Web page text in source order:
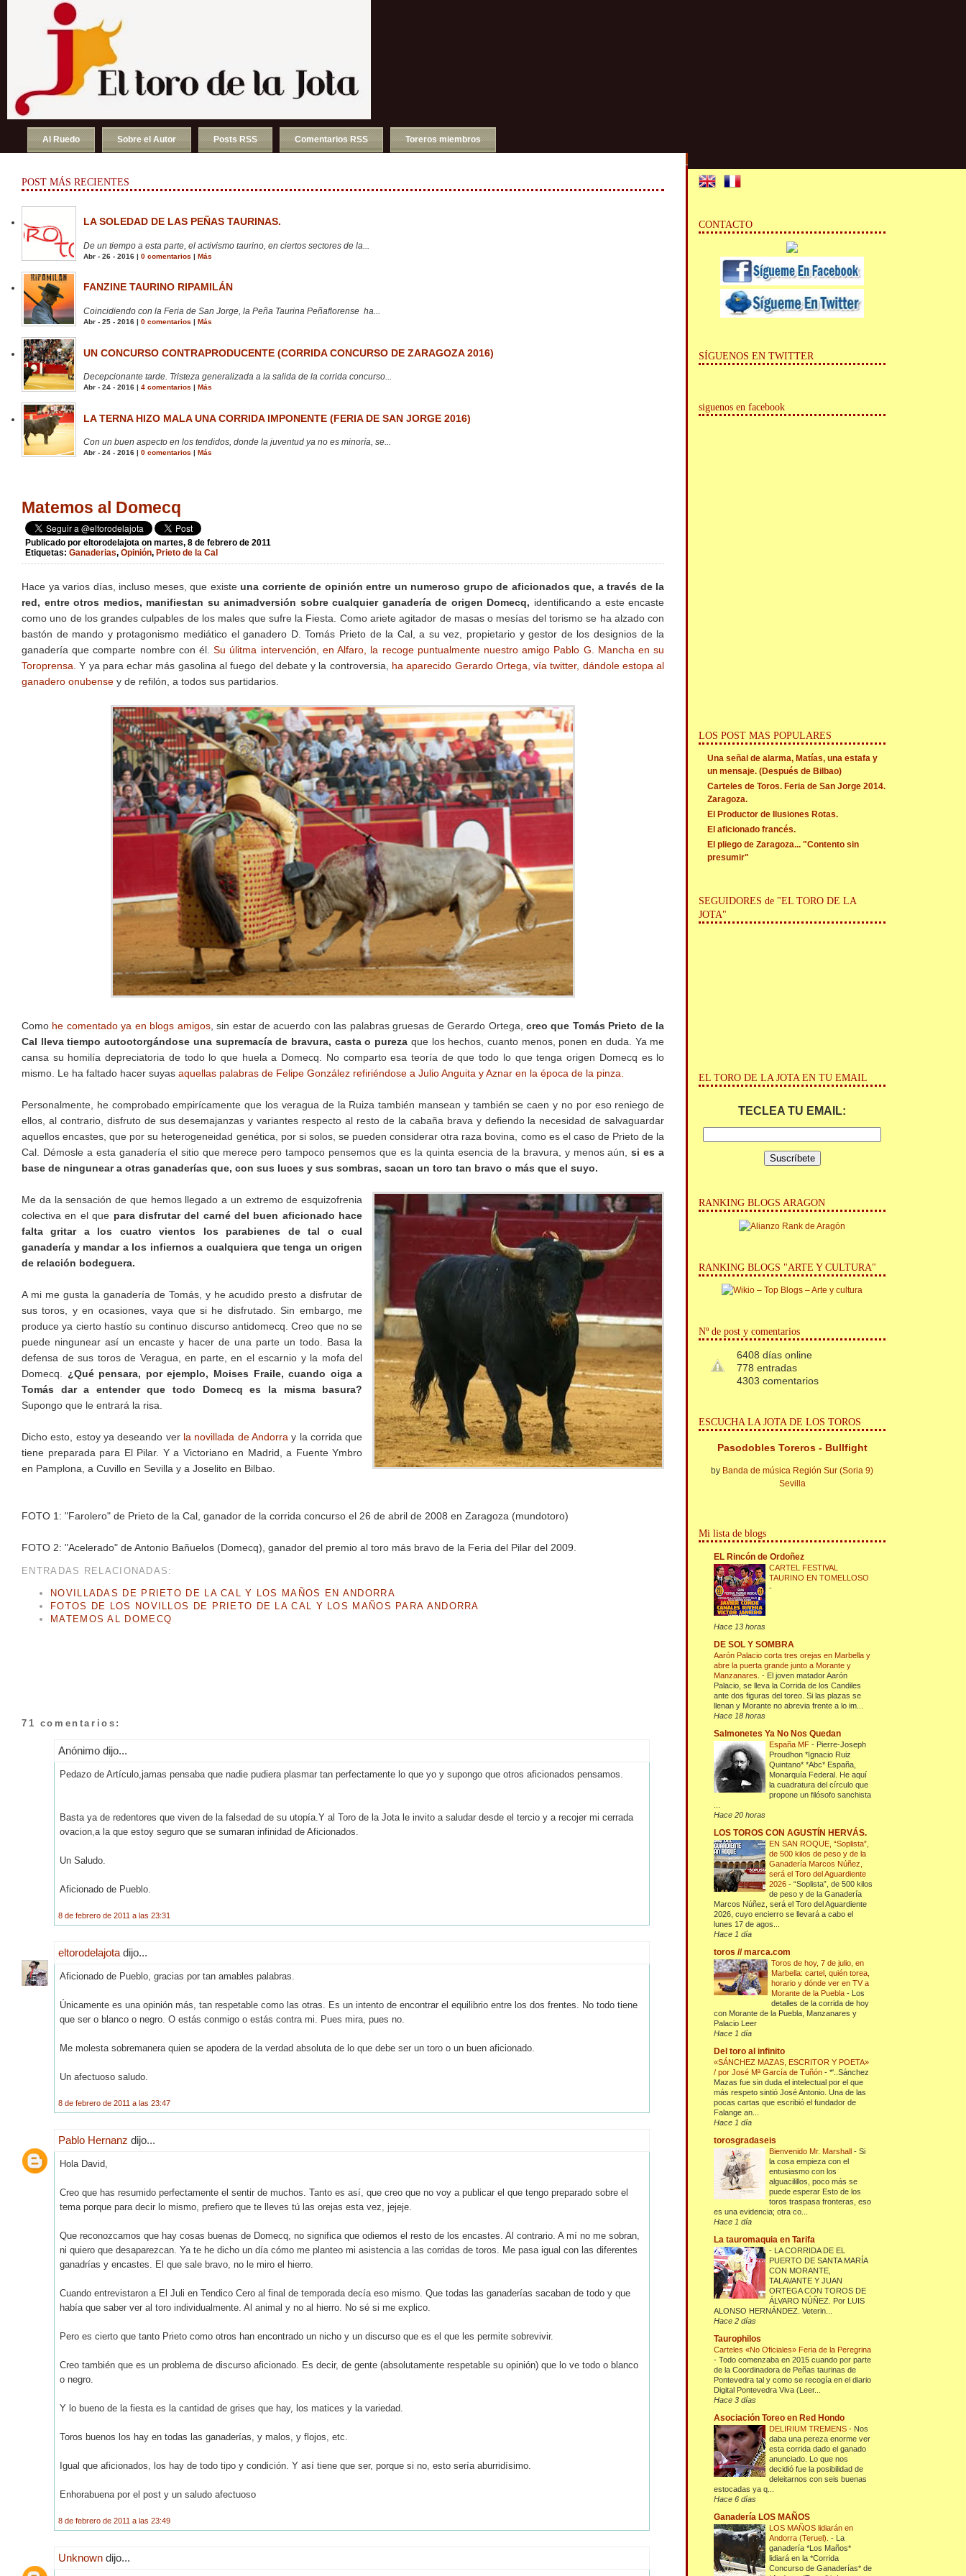
Al Ruedo Sobre el Autor Posts RSS Comentarios RSS Toreros miembros
POST MÁS RECIENTES
LA SOLEDAD DE LAS PEÑAS TAURINAS.
De un tiempo a esta parte, el activismo taurino, en ciertos sectores de la...
Abr - 26 - 2016 | 0 comentarios | Más
FANZINE TAURINO RIPAMILÁN
Coincidiendo con la Feria de San Jorge, la Peña Taurina Peñaflorense ha...
Abr - 25 - 2016 | 0 comentarios | Más
UN CONCURSO CONTRAPRODUCENTE (CORRIDA CONCURSO DE ZARAGOZA 2016)
Decepcionante tarde. Tristeza generalizada a la salida de la corrida concurso...
Abr - 24 - 2016 | 4 comentarios | Más
LA TERNA HIZO MALA UNA CORRIDA IMPONENTE (FERIA DE SAN JORGE 2016)
Con un buen aspecto en los tendidos, donde la juventud ya no es minoría, se...
Abr - 24 - 2016 | 0 comentarios Más
Matemos al Domecq
Publicado por eltorodelajota on martes, 8 de febrero de 2011
Etiquetas: Ganaderias, Opinión, Prieto de la Cal
Hace ya varios días, incluso meses, que existeuna corriente de opinión entre un numeroso grupo de aficionados que, a través de la
red, entre otros medios, manifiestan su animadversión sobre cualquier ganadería de origen Domecq, identificando a este encaste
como uno de los grandes culpables de los males que sufre la Fiesta. Como ariete agitador de masas o mesías del torismo se ha alzado con
bastón de mando y protagonismo mediático el ganadero D. Tomás Prieto de la Cal, a su vez, propietario y gestor de los designios de la
ganadería que comparte nombre con él.Su úlitma intervención, en Alfaro, la recoge puntualmente nuestro amigo Pablo G. Mancha en su
Toroprensa. Y ya para echar más gasolina al fuego del debate y la controversia, ha aparecido Gerardo Ortega, vía twitter, dándole estopa al
ganadero onubense y de refilón, a todos sus partidarios.
Como he comentado ya en blogs amigos, sin estar de acuerdo con las palabras gruesas de Gerardo Ortega,creo que Tomás Prieto de la
Cal lleva tiempo autootorgándose una supremacía de bravura, casta o pureza que los hechos, cuanto menos, ponen en duda. Ya me
cansa su homilía depreciatoria de todo lo que huela a Domecq. No comparto esa teoría de que todo lo que tenga origen Domecq es lo
mismo. Le ha faltado hacer suyas aquellas palabras de Felipe González refiriéndose a Julio Anguita y Aznar en la época de la pinza.
Personalmente, he comprobado empirícamente que los veragua de la Ruiza también mansean y también se caen y no por eso reniego de
ellos, al contrario, disfruto de sus desemajanzas y variantes respecto al resto de la cabaña brava y defiendo la necesidad de salvaguardar
aquellos encastes, que por su heterogeneidad genética, por si solos, se pueden considerar otra raza bovina, como es el caso de Prieto de la
Cal. Démosle a esta ganadería el sitio que merece pero tampoco pensemos que es la quinta esencia de la bravura, y menos aún,si es a
base de ningunear a otras ganaderías que, con sus luces y sus sombras, sacan un toro tan bravo o más que el suyo.
Me da la sensación de que hemos llegado a un extremo de esquizofrenia
colectiva en el que para disfrutar del carné del buen aficionado hace
falta gritar a los cuatro vientos los parabienes de tal o cual
ganadería y mandar a los infiernos a cualquiera que tenga un origen
de relación bodeguera.
A mi me gusta la ganadería de Tomás, y he acudido presto a disfrutar de
sus toros, y en ocasiones, vaya que si he disfrutado. Sin embargo, me
produce ya cierto hastío su continuo discurso antidomecq. Creo que no se
puede ningunear así un encaste y hacer de una parte un todo. Basa la
defensa de sus toros de Veragua, en parte, en el escarnio y la mofa del
Domecq. ¿Qué pensara, por ejemplo, Moises Fraile, cuando oiga a
Tomás dar a entender que todo Domecq es la misma basura?
Supongo que le entrará la risa.
Dicho esto, estoy ya deseando ver la novillada de Andorra y la corrida que
tiene preparada para El Pilar. Y a Victoriano en Madrid, a Fuente Ymbro
en Pamplona, a Cuvillo en Sevilla y a Joselito en Bilbao.
FOTO 1: "Farolero" de Prieto de la Cal, ganador de la corrida concurso el 26 de abril de 2008 en Zaragoza (mundotoro)
FOTO 2: "Acelerado" de Antonio Bañuelos (Domecq), ganador del premio al toro más bravo de la Feria del Pilar del 2009.
ENTRADAS RELACIONADAS:
NOVILLADAS DE PRIETO DE LA CAL Y LOS MAÑOS EN ANDORRA
FOTOS DE LOS NOVILLOS DE PRIETO DE LA CAL Y LOS MAÑOS PARA ANDORRA
MATEMOS AL DOMECQ
71 comentarios:
Anónimo dijo...
Pedazo de Artículo,jamas pensaba que nadie pudiera plasmar tan perfectamente lo que yo y supongo que otros aficionados pensamos.
Basta ya de redentores que viven de la falsedad de su utopía.Y al Toro de la Jota le invito a saludar desde el tercio y a recojer mi cerrada
ovacion,a la que estoy seguro que se sumaran infinidad de Aficionados.
Un Saludo.
Aficionado de Pueblo.
8 de febrero de 2011 a las 23:31
eltorodelajota dijo...
Aficionado de Pueblo, gracias por tan amables palabras.
Únicamente es una opinión más, tan respetable como las otras. Es un intento de encontrar el equilibrio entre los dos frentes. No todo tiene
que ser o blanco o negro. O estás conmigo o estás contra mi. Pues mira, pues no.
Me molesta sobremanera quien se apodera de la verdad absoluta de lo que debe ser un toro o un buen aficionado.
Un afectuoso saludo.
8 de febrero de 2011 a las 23:47
Pablo Hernanz dijo...
Hola David,
Creo que has resumido perfectamente el sentir de muchos. Tanto es así, que creo que no voy a publicar el que tengo preparado sobre el
tema porque para decir lo mismo, prefiero que te lleves tú las orejas esta vez, jejeje.
Que reconozcamos que hay cosas buenas de Domecq, no significa que odiemos el resto de los encastes. Al contrario. A mí no me sobran,
ni quiero que desaparezcan. Ya te he dicho un día cómo me planteo mi asistencia a las corridas de toros. Me pasa igual con las diferentes
ganadrías y encastes. El que sale bravo, no le miro el hierro.
Cuando entrevistaron a El Juli en Tendico Cero al final de temporada decía eso mismo. Que todas las ganaderías sacaban de todo y que
había que saber ver al toro individualmente. Al animal y no al hierro. No sé si me explico.
Pero es cierto que tanto Prieto como otros han encontrado un nicho y un discurso que es el que les permite sobrevivir.
Creo también que es un problema de discurso aficionado. Es decir, de gente (absolutamente respetable su opinión) que lo ve todo o blanco
o negro.
Y lo bueno de la fiesta es la cantidad de grises que hay, los matices y la variedad.
Toros buenos los hay en todas las ganaderías, y malos, y flojos, etc.
Igual que aficionados, los hay de todo tipo y condición. Y así tiene que ser, porque si no, esto sería aburridísimo.
Enhorabuena por el post y un saludo afectuoso
8 de febrero de 2011 a las 23:49
Unknown dijo...
CONTACTO
SÍGUENOS EN TWITTER
siguenos en facebook
LOS POST MAS POPULARES
Una señal de alarma, Matías, una estafa y
un mensaje. (Después de Bilbao)
Carteles de Toros. Feria de San Jorge 2014.
Zaragoza.
El Productor de Ilusiones Rotas.
El aficionado francés.
El pliego de Zaragoza... "Contento sin
presumir"
SEGUIDORES de "EL TORO DE LA
JOTA"
EL TORO DE LA JOTA EN TU EMAIL
TECLEA TU EMAIL:
RANKING BLOGS ARAGON
RANKING BLOGS "ARTE Y CULTURA"
Nº de post y comentarios
6408 días online
778 entradas
4303 comentarios
ESCUCHA LA JOTA DE LOS TOROS
Pasodobles Toreros - Bullfight
by Banda de música Región Sur (Soria 9)
Sevilla
Mi lista de blogs
EL Rincón de Ordoñez
CARTEL FESTIVAL
TAURINO EN TOMELLOSO
-
Hace 13 horas
DE SOL Y SOMBRA
Aarón Palacio corta tres orejas en Marbella y
abre la puerta grande junto a Morante y
Manzanares.- El joven matador Aarón
Palacio, se lleva la Corrida de los Candiles
ante dos figuras del toreo. Si las plazas se
llenan y Morante no abrevia frente a lo im...
Hace 18 horas
Salmonetes Ya No Nos Quedan
España MF- Pierre-Joseph
Proudhon *Ignacio Ruiz
Quintano* *Abc* España,
Monarquía Federal. He aquí
la cuadratura del círculo que
propone un filósofo sanchista
Hace 20 horas
LOS TOROS CON AGUSTÍN HERVÁS.
EN SAN ROQUE, “Soplista”,
de 500 kilos de peso y de la
Ganadería Marcos Núñez,
será el Toro del Aguardiente
2026-“Soplista”, de 500 kilos
de peso y de la Ganadería
Marcos Núñez, será el Toro del Aguardiente
2026, cuyo encierro se llevará a cabo el
lunes 17 de agos...
Hace 1 día
toros // marca.com
Toros de hoy, 7 de julio, en
Marbella: cartel, quién torea,
horario y dónde ver en TV a
Morante de la Puebla- Los
detalles de la corrida de hoy
con Morante de la Puebla, Manzanares y
Palacio Leer
Hace 1 día
Del toro al infinito
«SÁNCHEZ MAZAS, ESCRITOR Y POETA»
/ por José Mª García de Tuñón-*'..Sánchez
Mazas fue sin duda el intelectual por el que
más respeto sintió José Antonio. Una de las
pocas cartas que escribió el fundador de
Falange an...
Hace 1 día
torosgradaseis
Bienvenido Mr. Marshall-Si
la cosa empieza con el
entusiasmo con los
alguacilillos, poco más se
puede esperar Esto de los
toros traspasa fronteras, eso
es una evidencia; otra co...
Hace 1 día
La tauromaquia en Tarifa
- LA CORRIDA DE EL
PUERTO DE SANTA MARÍA
CON MORANTE,
TALAVANTE Y JUAN
ORTEGA CON TOROS DE
ÁLVARO NÚÑEZ. Por LUIS
ALONSO HERNÁNDEZ. Veterin...
Hace 2 días
Taurophilos
Carteles «No Oficiales» Feria de la Peregrina
-Todo comenzaba en 2015 cuando por parte
de la Coordinadora de Peñas taurinas de
Pontevedra tal y como se recogía en el diario
Digital Pontevedra Viva (Leer...
Hace 3 días
Asociación Toreo en Red Hondo
DELIRIUM TREMENS- Nos
daba una pereza enorme ver
esta corrida dado el ganado
anunciado. Lo que nos
decidió fue la posibilidad de
deleitarnos con seis buenas
estocadas ya q...
Hace 6 días
Ganadería LOS MAÑOS
LOS MAÑOS lidiarán en
Andorra (Teruel).- La
ganadería *Los Maños*
lidiará en la *Corrida
Concurso de Ganaderías* de